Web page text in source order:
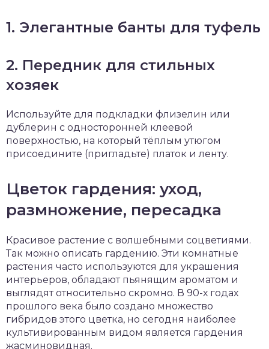
1. Элегантные банты для туфель
2. Передник для стильных
хозяек
Используйте для подкладки флизелин или
дублерин с односторонней клеевой
поверхностью, на который тёплым утюгом
присоедините (пригладьте) платок и ленту.
Цветок гардения: уход,
размножение, пересадка
Красивое растение с волшебными соцветиями.
Так можно описать гардению. Эти комнатные
растения часто используются для украшения
интерьеров, обладают пьянящим ароматом и
выглядят относительно скромно. В 90-х годах
прошлого века было создано множество
гибридов этого цветка, но сегодня наиболее
культивированным видом является гардения
жасминовидная.